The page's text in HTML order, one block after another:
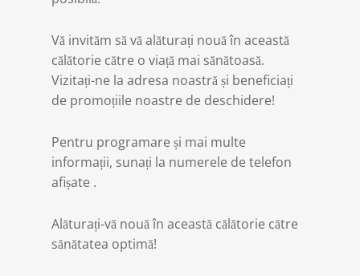
Vă invităm să vă alăturați nouă în această
călătorie către o viață mai sănătoasă.
Vizitați-ne la adresa noastră și beneficiați
de promoțiile noastre de deschidere!
Pentru programare și mai multe
informații, sunați la numerele de telefon
afișate .
Alăturați-vă nouă în această călătorie către
sănătatea optimă!